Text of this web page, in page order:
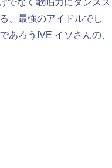
でなく歌唱力にダンスス
、最強のアイドルでし
あろうIVE イソさんの、